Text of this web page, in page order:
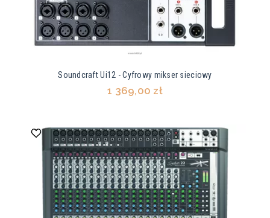
Soundcraft Ui12 - Cyfrowy mikser sieciowy
1 369,00 zł